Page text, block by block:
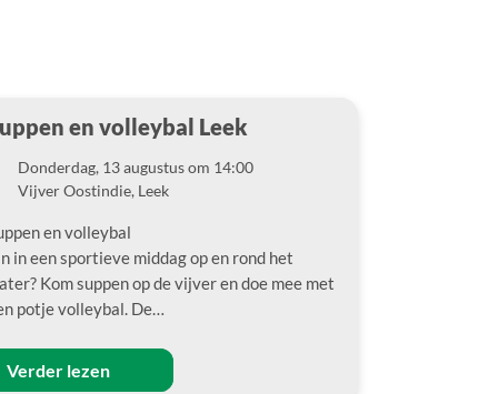
en volleybal Leek
Donderdag, 13 augustus om 14:00
Vijver Oostindie, Leek
en volleybal
in een sportieve middag op en rond het
Kom suppen op de vijver en doe mee met
potje volleybal. De…
Verder lezen